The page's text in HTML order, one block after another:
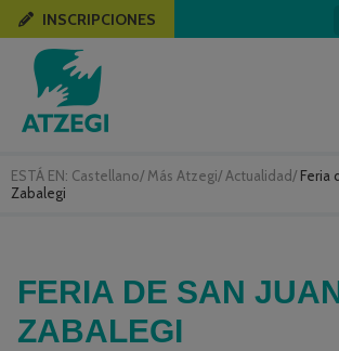
ESTÁ EN: Castellano/ Más Atzegi/ Actualidad/ Feria
Zabalegi
INSCRIPCIONES
FERIA DE SAN
ZABALEGI